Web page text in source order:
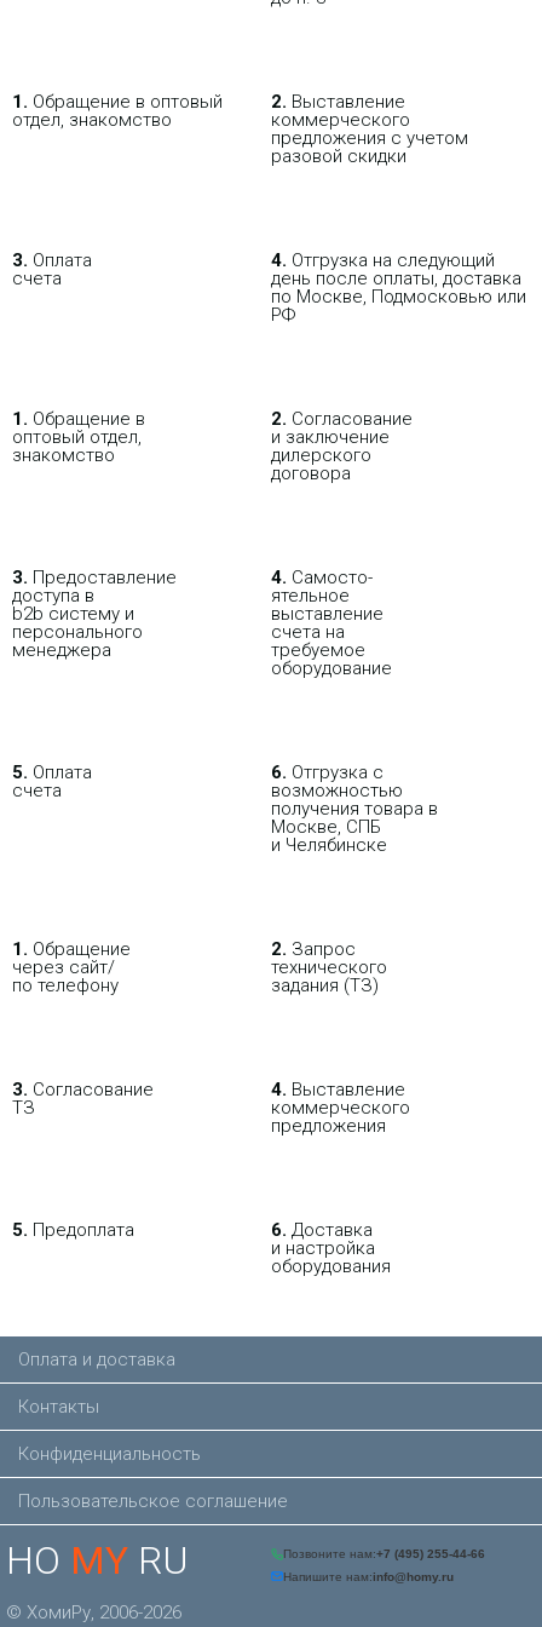
AP316AX-Lite
10 530 р.
LiteBeam 5AC Gen2 (LBE-
11 539.54 р.
особенностей и функций,
обеспечивающих высокую
производительность и надежность
беспроводных сетей. Рассмотрим
подробнее ключевые
Точка доступа Ubiquiti
LiteBeam M5 23dbi (LBE-
Цена:5 553.68 р.
организации беспроводных
соединений на большие
расстояния с использованием
технологии Wi-Fi стандарта IEEE
802.11n на частоте 5 ГГц.
802.11a/n/AirMax, рабочая
частота 5 ГГц. Данная модель
также как и Loco M2 оснащена
высокоскоростным процессором
с интегрированной антенной.
Рабочая частота: 5 ГГц (5170-5875
МГц) Усиление антенны: 13 дБи
Интерфейс: 1 × 10/100 Мбит/с RJ-
ПОКУПАЯ С НАСТРОЙКОЙ
1. Обращение в оптовый
отдел, знакомство
2. Выставление
коммерческого
предложения с учетом
разовой скидки
3. Оплата
счета
4. Отгрузка на следующий
день после оплаты, доставка
по Москве, Подмосковью или
РФ
1. Обращение в
оптовый отдел,
знакомство
2. Согласование
и заключение
дилерского
договора
3. Пре­до­ста­вле­ние
доступа в
b2b систему и
персо­нального
мене­джера
4. Само­сто­-
ятель­ное
выставление
счета на
требуемое
оборудование
5. Оплата
счета
6. Отгрузка с
возможностью
получения товара в
Москве, СПБ
и Челябинске
1. Обращение
через сайт/
по телефону
2. Запрос
технического
задания (ТЗ)
3. Согласование
ТЗ
4. Выставление
коммерческого
предложения
5. Предоплата 6. Доставка
и настройка
оборудования
HO MY RU
© ХомиРу, 2006-2026
Оплата и доставка
Контакты
Конфиденциальность
Пользовательское соглашение